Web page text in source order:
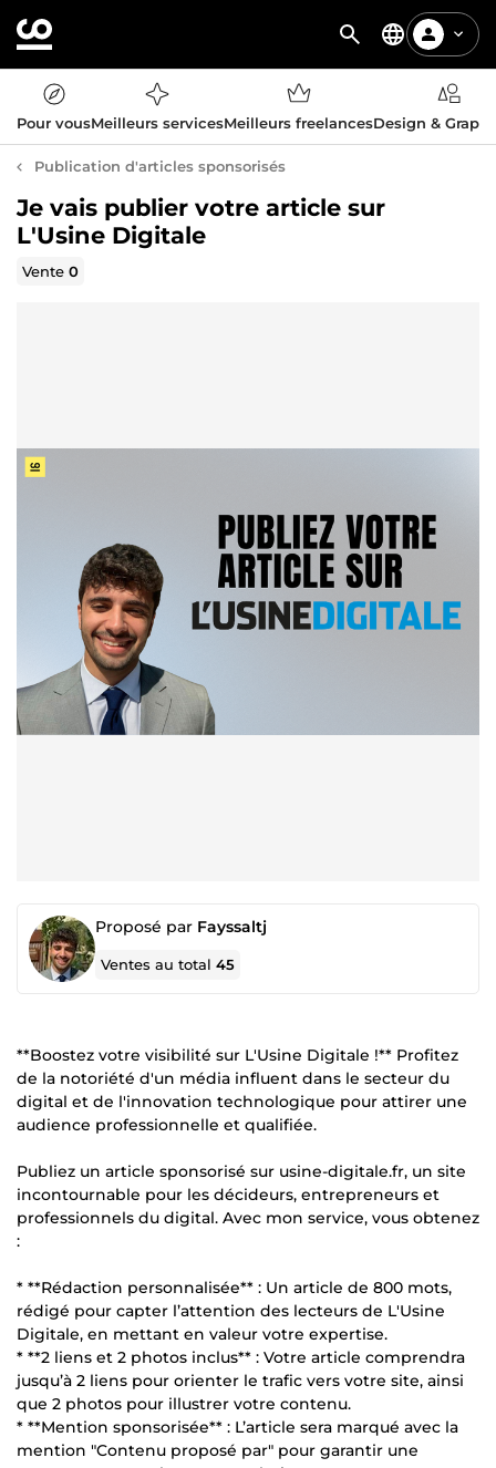
Pour vousMeilleurs servicesMeilleurs freelancesDesign &
Publication d'articles sponsorisés
Je vais publier votre article sur
L'Usine Digitale
Vente0
Proposé par Fayssaltj
Ventes au total45
**Boostez votre visibilité sur L'Usine Digitale !** Profitez
de la notoriété d'un média influent dans le secteur du
digital et de l'innovation technologique pour attirer une
audience professionnelle et qualifiée.
Publiez un article sponsorisé sur usine-digitale.fr, un site
incontournable pour les décideurs, entrepreneurs et
professionnels du digital. Avec mon service, vous obtenez
:
* **Rédaction personnalisée** : Un article de 800 mots,
rédigé pour capter l’attention des lecteurs de L'Usine
Digitale, en mettant en valeur votre expertise.
* **2 liens et 2 photos inclus** : Votre article comprendra
jusqu’à 2 liens pour orienter le trafic vers votre site, ainsi
que 2 photos pour illustrer votre contenu.
* **Mention sponsorisée** : L’article sera marqué avec la
mention "Contenu proposé par" pour garantir une